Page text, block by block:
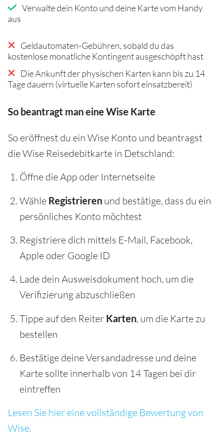
Verwalte dein Konto und deine Karte vom Handy
aus
Geldautomaten-Gebühren, sobald du das
kostenlose monatliche Kontingent ausgeschöpft hast
Die Ankunft der physischen Karten kann bis zu 14
Tage dauern (virtuelle Karten sofort einsatzbereit)
So beantragt man eine Wise Karte
So eröffnest du ein Wise Konto und beantragst
die Wise Reisedebitkarte in Detschland:
Öffne die App oder Internetseite
Wähle Registrieren und bestätige, dass du ein
persönliches Konto möchtest
Registriere dich mittels E-Mail, Facebook,
Apple oder Google ID
Lade dein Ausweisdokument hoch, um die
Verifizierung abzuschließen
Tippe auf den Reiter Karten, um die Karte zu
bestellen
Bestätige deine Versandadresse und deine
Karte sollte innerhalb von 14 Tagen bei dir
eintreffen
Lesen Sie hier eine vollständige Bewertung von
Wise.